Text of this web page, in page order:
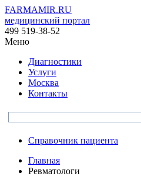
FARMAMIR.RU
медицинский портал
499 519-38-52
Меню
Диагностики
Услуги
Москва
Контакты
Справочник пациента
Главная
Ревматологи